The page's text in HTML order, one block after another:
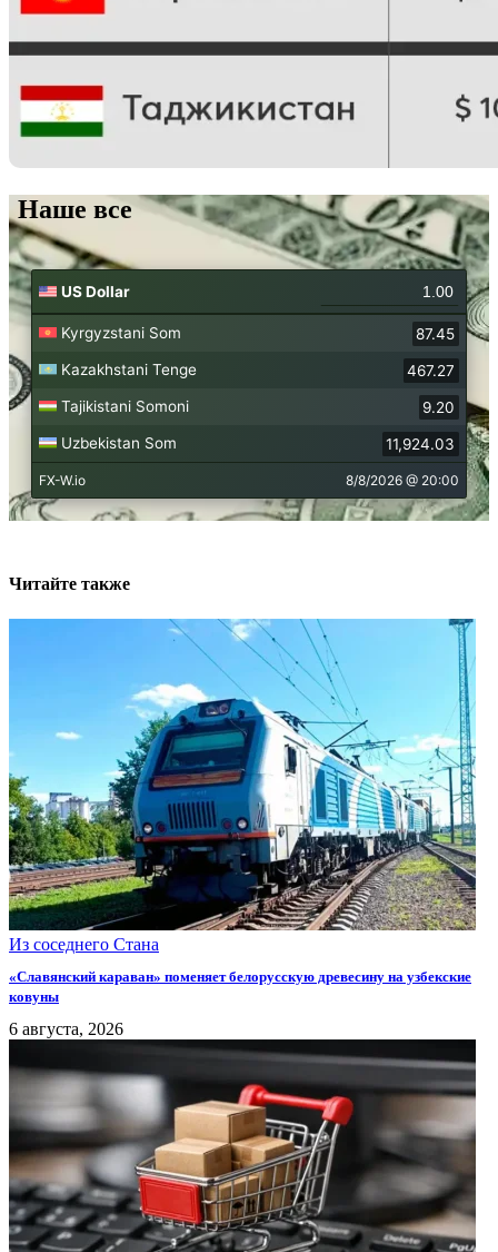
Наше все
Читайте также
Из соседнего Стана
«Славянский караван» поменяет белорусскую древесину на узбекские
ковуны
6 августа, 2026